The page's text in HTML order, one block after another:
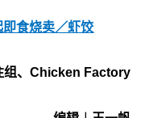
食烧卖／虾饺
组、Chicken Factory